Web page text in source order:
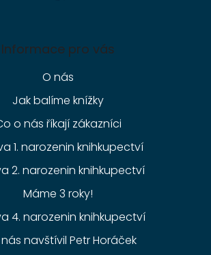
Informace pro vás
O nás
Jak balíme knížky
o nás říkají zákazníci
1. narozenin knihkupectví
2. narozenin knihkupectví
Máme 3 roky!
4. narozenin knihkupectví
navštívil Petr Horáček